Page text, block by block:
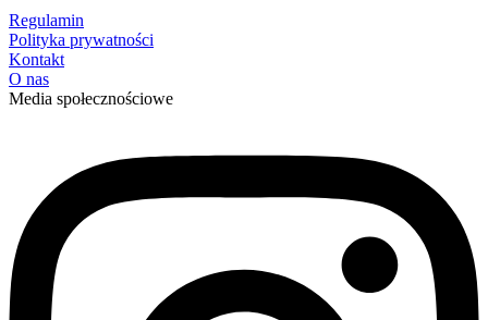
Regulamin
Polityka prywatności
Kontakt
O nas
Media społecznościowe